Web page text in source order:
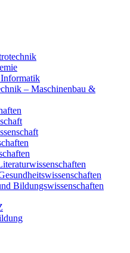
– Maschinenbau &
Bildungswissenschaften